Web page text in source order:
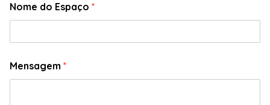
Nome do Espaço *
Mensagem *